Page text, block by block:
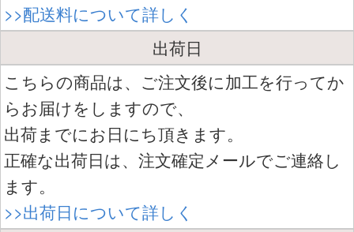
>>配送料について詳しく
出荷日
こちらの商品は、ご注文後に加工を行ってか
らお届けをしますので、
出荷までにお日にち頂きます。
正確な出荷日は、注文確定メールでご連絡し
ます。
>>出荷日について詳しく